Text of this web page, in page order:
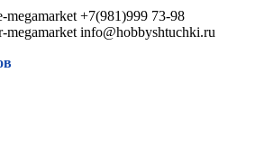
+7(981)999 73-98
info@hobbyshtuchki.ru